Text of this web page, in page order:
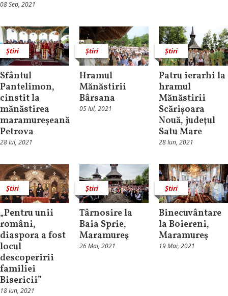
08 Sep, 2021
Știri
Sfântul
Pantelimon,
cinstit la
mănăstirea
maramureşeană
Petrova
28 Iul, 2021
Știri
Hramul
Mănăstirii
Bârsana
05 Iul, 2021
Știri
Patru ierarhi la
hramul
Mănăstirii
Scărișoara
Nouă, judeţul
Satu Mare
28 Iun, 2021
Știri
„Pentru unii
români,
diaspora a fost
locul
descoperirii
familiei
Bisericii”
18 Iun, 2021
Știri
Târnosire la
Baia Sprie,
Maramureş
26 Mai, 2021
Știri
Binecuvântare
la Boiereni,
Maramureş
19 Mai, 2021